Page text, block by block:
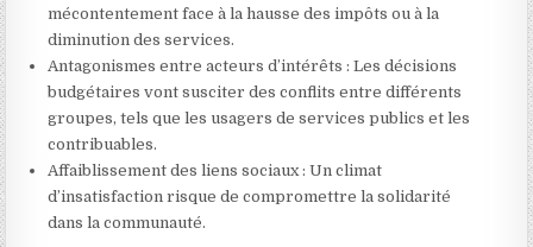
mécontentement face à la hausse des impôts ou à la
diminution des services.
Antagonismes entre acteurs d’intérêts : Les décisions
budgétaires vont susciter des conflits entre différents
groupes, tels que les usagers de services publics et les
contribuables.
Affaiblissement des liens sociaux : Un climat
d’insatisfaction risque de compromettre la solidarité
dans la communauté.